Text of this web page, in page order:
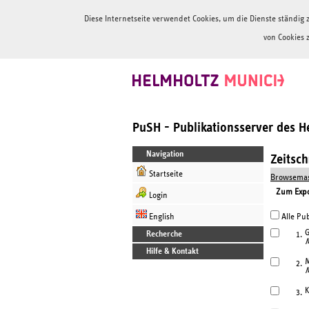
Diese Internetseite verwendet Cookies, um die Dienste
von Cookies
PuSH - Publikationsserver des
Navigation
Startseite
Login
English
Recherche
Hilfe & Kontakt
Zum
Alle
1.
2.
3.